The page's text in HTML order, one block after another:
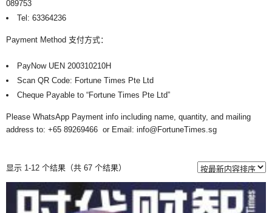
089753
Tel: 63364236
Payment Method 支付方式：
PayNow UEN 200310210H
Scan QR Code: Fortune Times Pte Ltd
Cheque Payable to “Fortune Times Pte Ltd”
Please WhatsApp Payment info including name, quantity, and mailing
address to: +65 89269466 or Email: info@FortuneTimes.sg
显示 1-12 个结果（共 67 个结果）